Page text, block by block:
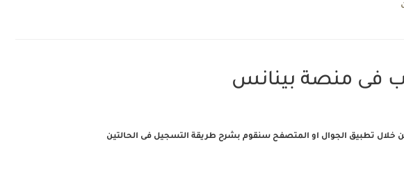
فى منصة بينانس
تطبيق الجوال او المتصفح سنقوم بشرح طريقة التسجيل فى الحالتين